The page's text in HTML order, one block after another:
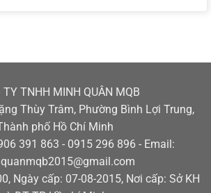
TY TNHH MINH QUÂN MQB
Thùy Trâm, Phường Bình Lợi Trung,
phố Hồ Chí Minh
391 863 - 0915 296 896 - Email:
Ngày cấp: 07-08-2015, Nơi cấp: Sở KH